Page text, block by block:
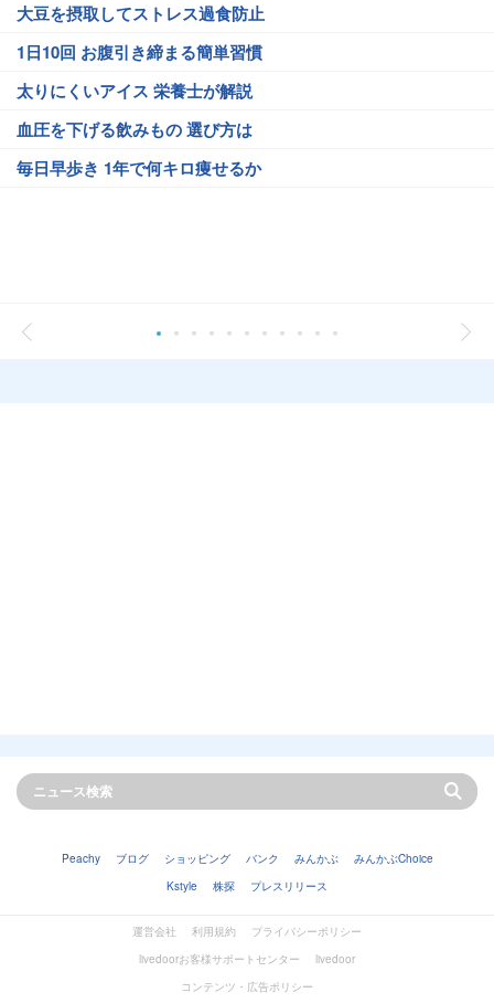
大豆を摂取してストレス過食防止
1日10回 お腹引き締まる簡単習慣
太りにくいアイス 栄養士が解説
血圧を下げる飲みもの 選び方は
毎日早歩き 1年で何キロ痩せるか
Peachy ブログ ショッピング バンク みんかぶ
みんかぶChoice
Kstyle
株探 プレスリリース
運営会社 利用規約
プライバシーポリシー
livedoorお客様サポートセンター
livedoor
コンテンツ・広告ポリシー